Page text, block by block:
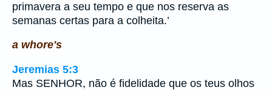
primavera a seu tempo e que nos reserva as
semanas certas para a colheita.’
a whore's
Jeremias 5:3
Mas SENHOR, não é fidelidade que os teus olhos